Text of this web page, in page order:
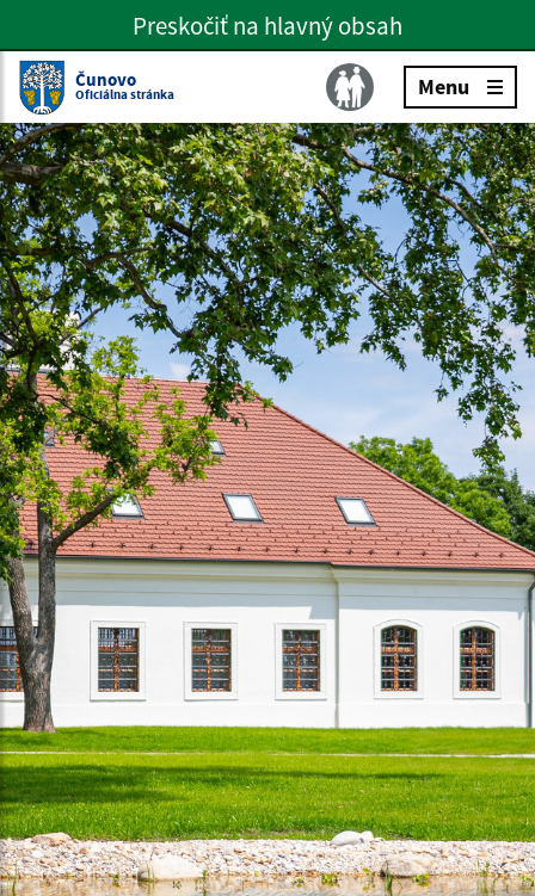
Preskočiť na hlavné menu
Preskočiť na hlavný obsah
Slovenčina
Čunovo
Oficiálna stránka Menu